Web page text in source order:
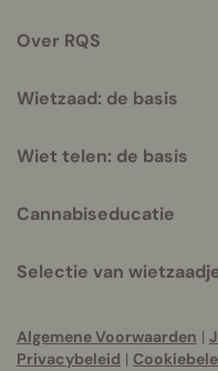
Over RQS
Wietzaad: de basis
Wiet telen: de basis
Cannabiseducatie
Selectie van
Algemene Voorwaarden |
Privacybeleid |